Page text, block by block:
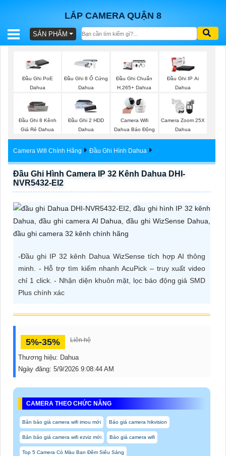
LẮP CAMERA QUẬN 8
BÁO
TRỌN
SẢN
TƯ
VẤN
PHỤ
VẤN
DỊCH
SẢN PHẨM
Đầu Ghi PoE
Dahua
Đầu Ghi 8 Ổ Cứng
Dahua
Đầu Ghi Chuẩn
H.265+ Dahua
Đầu Ghi IP Ai
Dahua
Đầu Ghi 8 Kênh
Giá Rẻ Dahua
Đầu Ghi 2 HDD
Dahua
Camera Wifi
Dahua Báo Động
Camera Zoom 25X
Dahua
Camera Wifi Chính Hãng Đầu Ghi Hình Dahua
Đầu Ghi Hình Camera IP 32 Kênh Dahua DHI-
NVR5432-EI2
-Đầu ghi IP 32 kênh Dahua WizSense tích hợp AI thông
minh. - Hỗ trợ tìm kiếm nhanh AcuPick – truy xuất video
chỉ 1 click. - Nhận diện khuôn mặt, lọc báo động giả SMD
Plus chính xác
5%-35% Liên hệ
Thương hiệu: Dahua
Ngày đăng: 5/9/2026 9:08:44 AM
CAMERA THEO CHỨC NĂNG
Bản báo giá camera wifi imou mới Báo giá camera hikvision
Bản báo giá camera wifi ezviz mới Báo giá camera wifi
Top 5 Camera Có Màu Ban Đêm Siêu Sáng